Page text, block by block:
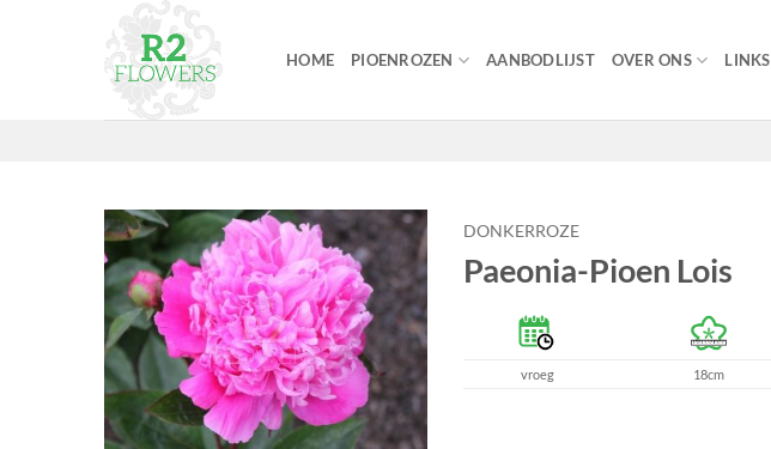
HOME PIOENROZEN AANBODLIJST OVER ONS LINKS
DONKERROZE
Paeonia-Pioen Lois
vroeg 18cm